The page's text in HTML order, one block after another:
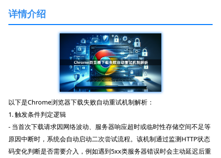
详情介绍
以下是Chrome浏览器下载失败自动重试机制解析：
1. 触发条件判定逻辑
- 当首次下载请求因网络波动、服务器响应超时或临时性存储空间不足等
原因中断时，系统会自动启动二次尝试流程。该机制通过监测HTTP状态
码变化判断是否需要介入，例如遇到5xx类服务器错误时会主动延迟后重